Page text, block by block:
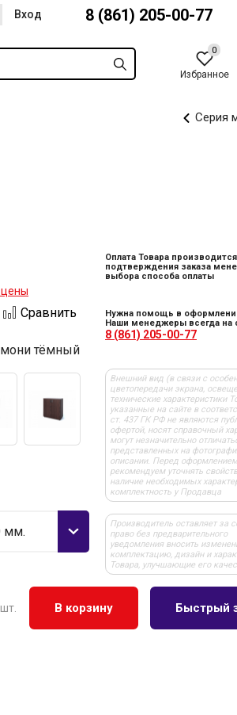
Вход 8 (861) 205-00-77
Избранное
Серия
цены
Сравнить
тёмный
мм.
Оплата Товара
подтверждения заказа
выбора способа оплаты
Нужна помощь в
Наши менеджеры всегда на
8 (861) 205-00-77
Внешний вид (в связи с
цветопередачи экрана,
технические характеристики
указанные на сайте в
ст. 437 ГК РФ не являются
офертой, носят справочный
могут незначительно
представленных на
описании. Перед оформлением
рекомендуем уточнять
наличие необходимых
комплектность у Продавца
Производитель оставляет за
право без предварительного
уведомления вносить
комплектацию, дизайн и
Товара, улучшающие его
шт. В корзину Быстрый